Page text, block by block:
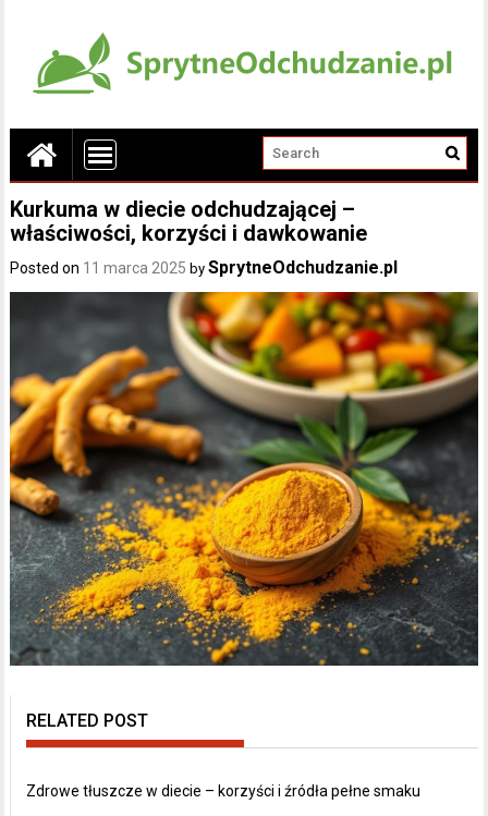
Kurkuma w diecie odchudzającej –
właściwości, korzyści i dawkowanie
Posted on 11 marca 2025 bySprytneOdchudzanie.pl
RELATED POST
Zdrowe tłuszcze w diecie – korzyści i źródła pełne smaku